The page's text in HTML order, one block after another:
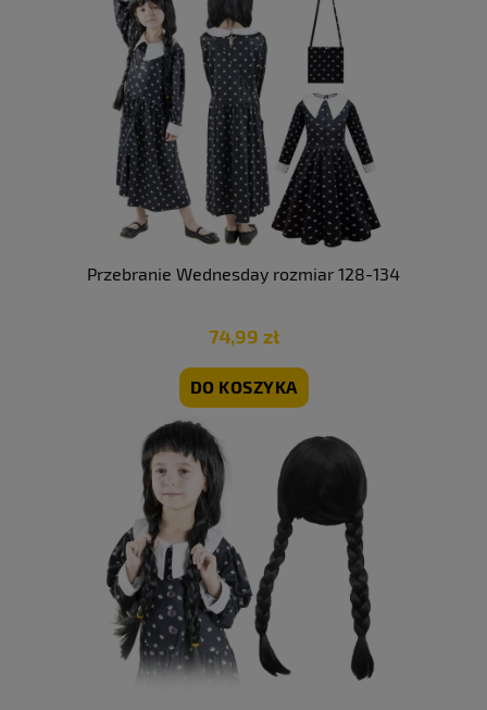
Przebranie Wednesday rozmiar 128-134
74,99 zł
DO KOSZYKA